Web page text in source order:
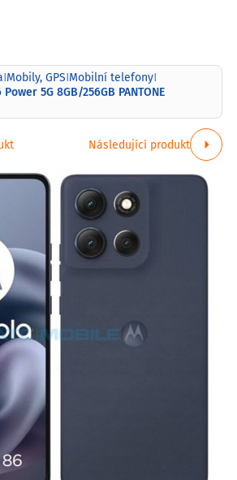
|Mobily, GPS|Mobilní telefony|
5G 8GB/256GB PANTONE
Následující produkt